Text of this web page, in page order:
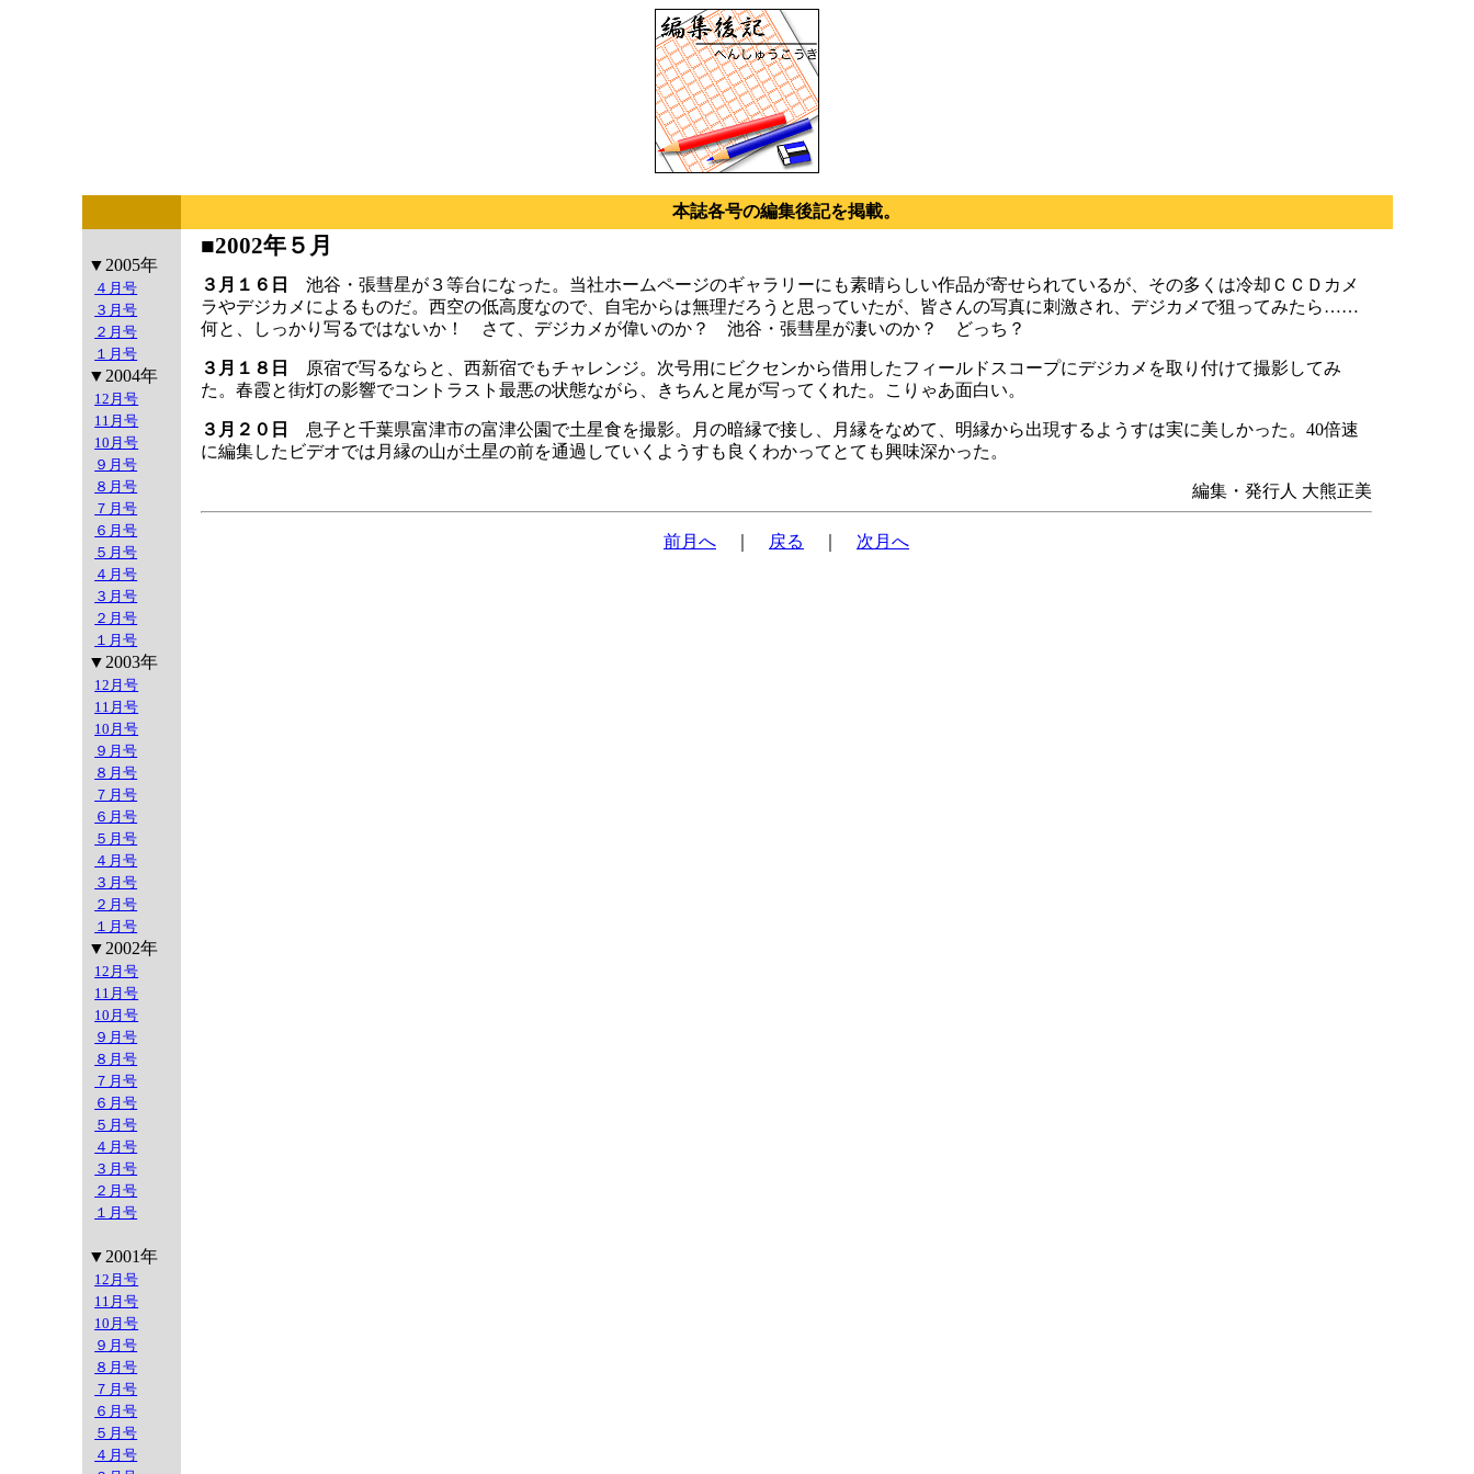
本誌各号の編集後記を掲載。
▼2005年
４月号
３月号
２月号
１月号
▼2004年
12月号
11月号
10月号
９月号
８月号
７月号
６月号
５月号
４月号
３月号
２月号
１月号
▼2003年
12月号
11月号
10月号
９月号
８月号
７月号
６月号
５月号
４月号
３月号
２月号
１月号
▼2002年
12月号
11月号
10月号
９月号
８月号
７月号
６月号
５月号
４月号
３月号
２月号
１月号
▼2001年
12月号
11月号
10月号
９月号
８月号
７月号
６月号
５月号
４月号
■2002年５月
３月１６日
池谷・張彗星が３等台になった。当社ホームページのギャラリーにも素晴らしい作品が寄せられているが、その多くは冷却ＣＣＤカメ
ラやデジカメによるものだ。西空の低高度なので、自宅からは無理だろうと思っていたが、皆さんの写真に刺激され、デジカメで狙ってみたら……
何と、しっかり写るではないか！ さて、デジカメが偉いのか？ 池谷・張彗星が凄いのか？ どっち？
３月１８日
原宿で写るならと、西新宿でもチャレンジ。次号用にビクセンから借用したフィールドスコープにデジカメを取り付けて撮影してみ
た。春霞と街灯の影響でコントラスト最悪の状態ながら、きちんと尾が写ってくれた。こりゃあ面白い。
３月２０日
息子と千葉県富津市の富津公園で土星食を撮影。月の暗縁で接し、月縁をなめて、明縁から出現するようすは実に美しかった。40倍速
に編集したビデオでは月縁の山が土星の前を通過していくようすも良くわかってとても興味深かった。
編集・発行人 大熊正美
前月へ 戻る 次月へ